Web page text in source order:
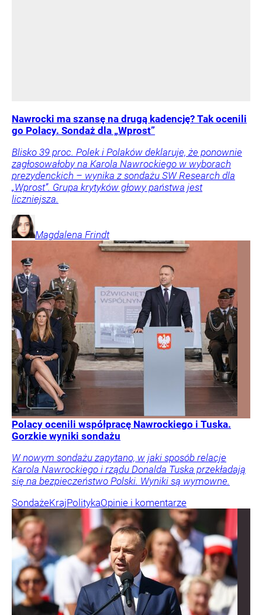
Nawrocki ma szansę na drugą kadencję? Tak ocenili
go Polacy. Sondaż dla „Wprost”
Blisko 39 proc. Polek i Polaków deklaruje, że ponownie
zagłosowałoby na Karola Nawrockiego w wyborach
prezydenckich – wynika z sondażu SW Research dla
„Wprost”. Grupa krytyków głowy państwa jest
liczniejsza.
Magdalena Frindt
Polacy ocenili współpracę Nawrockiego i Tuska.
Gorzkie wyniki sondażu
W nowym sondażu zapytano, w jaki sposób relacje
Karola Nawrockiego i rządu Donalda Tuska przekładają
się na bezpieczeństwo Polski. Wyniki są wymowne.
SondażeKrajPolitykaOpinie i komentarze